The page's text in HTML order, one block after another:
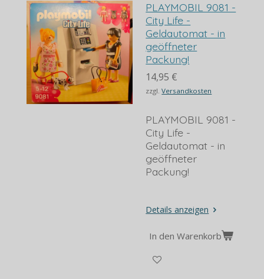
PLAYMOBIL 9081 -
City Life -
Geldautomat - in
geöffneter
Packung!
14,95 €
zzgl.Versandkosten
PLAYMOBIL 9081 -
City Life -
Geldautomat - in
geöffneter
Packung!
Details anzeigen
In den Warenkorb